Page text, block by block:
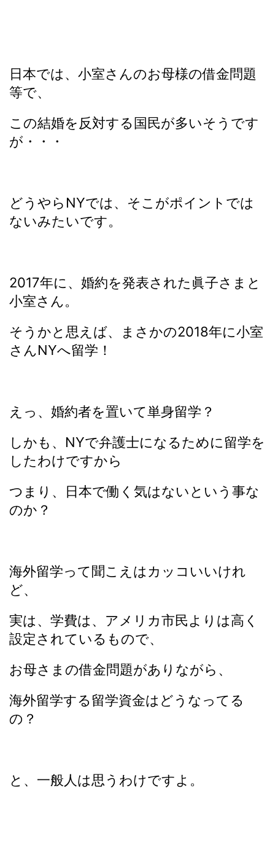
日本では、小室さんのお母様の借金問題
等で、
この結婚を反対する国民が多いそうです
が・・・
どうやらNYでは、そこがポイントでは
ないみたいです。
2017年に、婚約を発表された眞子さまと
小室さん。
そうかと思えば、まさかの2018年に小室
さんNYへ留学！
えっ、婚約者を置いて単身留学？
しかも、NYで弁護士になるために留学を
したわけですから
つまり、日本で働く気はないという事な
のか？
海外留学って聞こえはカッコいいけれ
ど、
実は、学費は、アメリカ市民よりは高く
設定されているもので、
お母さまの借金問題がありながら、
海外留学する留学資金はどうなってる
の？
と、一般人は思うわけですよ。